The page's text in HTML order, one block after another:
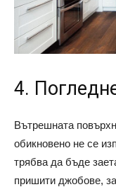
4.
Вътрешната
обикновено не се
трябва да бъде
пришити джобове,